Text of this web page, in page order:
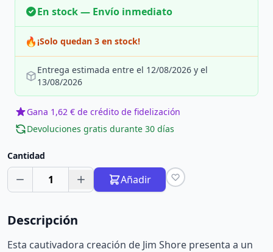
En stock — Envío inmediato
🔥¡Solo quedan 3 en stock!
Entrega estimada entre el 12/08/2026 y el
13/08/2026
Gana 1,62 € de crédito de fidelización
Devoluciones gratis durante 30 días
Cantidad
1 Añadir
Descripción
Esta cautivadora creación de Jim Shore presenta a un